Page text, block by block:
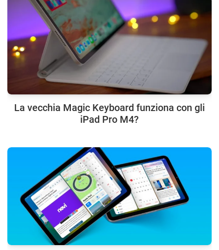
La vecchia Magic Keyboard funziona con gli
iPad Pro M4?